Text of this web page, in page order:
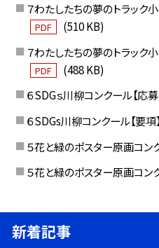
７わたしたちの夢のトラック
PDF
(510 KB)
７わたしたちの夢のトラック
PDF
(488 KB)
６SDGｓ川柳コンクール【応募
６SDGs川柳コンクール【要項】
５花と緑のポスター原画コン
５花と緑のポスター原画コン
新着記事